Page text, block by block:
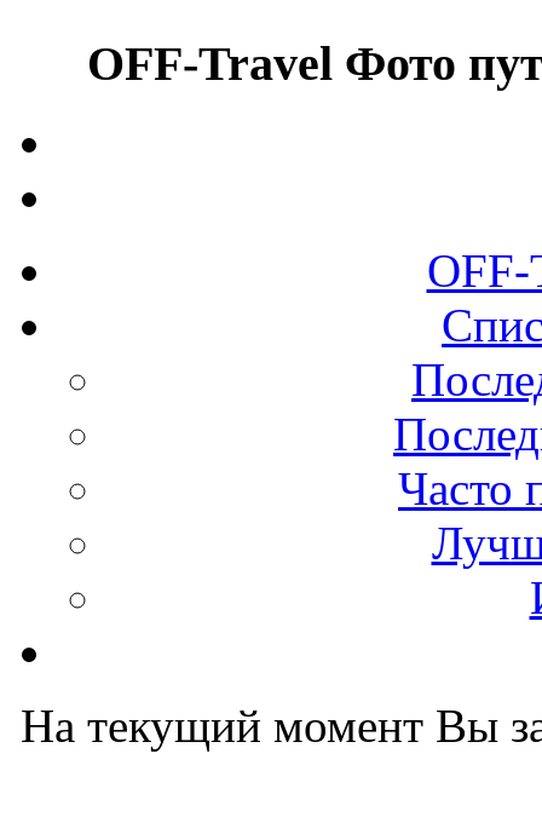
OFF-Travel Фото
Часто
На текущий момент Вы